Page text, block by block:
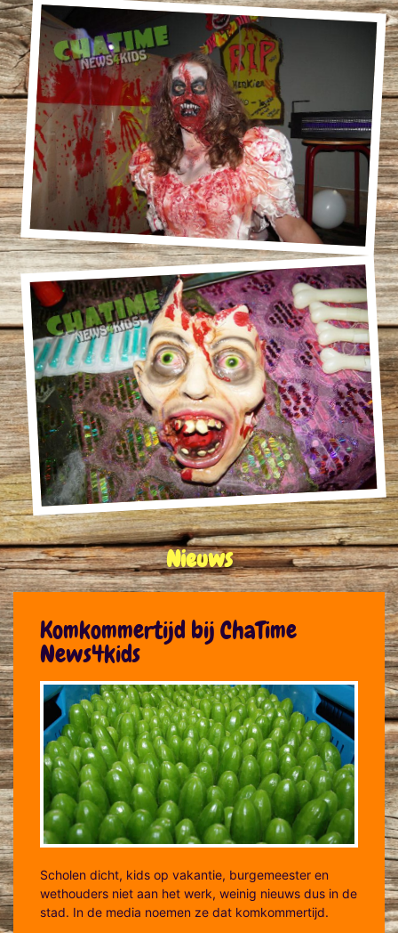
Nieuws
Komkommertijd bij ChaTime
News4kids
Scholen dicht, kids op vakantie, burgemeester en
wethouders niet aan het werk, weinig nieuws dus in de
stad. In de media noemen ze dat komkommertijd.